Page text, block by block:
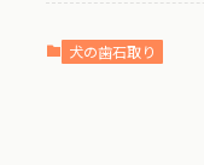
犬の歯石取り